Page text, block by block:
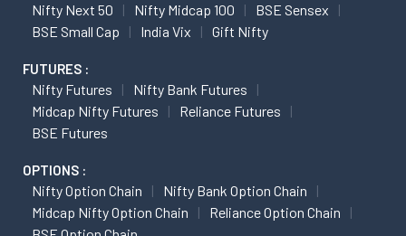
Nifty Next 50
Nifty Midcap 100
BSE Sensex
BSE Small Cap
India Vix Gift Nifty
FUTURES :
Nifty Futures
Nifty Bank Futures
Midcap Nifty Futures
Reliance Futures
BSE Futures
OPTIONS :
Nifty Option Chain
Nifty Bank Option Chain
Midcap Nifty Option Chain
Reliance Option Chain